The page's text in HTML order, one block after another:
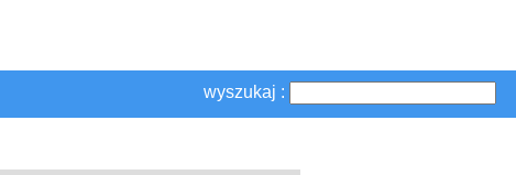
wyszukaj :